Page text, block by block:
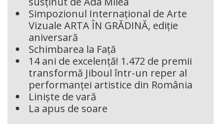
Simpozionul Internațional de Arte
Vizuale ARTA ÎN GRĂDINĂ, ediție
aniversară
Schimbarea la Față
14 ani de excelență! 1.472 de premii
transformă Jiboul într-un reper al
performanței artistice din România
Liniște de vară
La apus de soare